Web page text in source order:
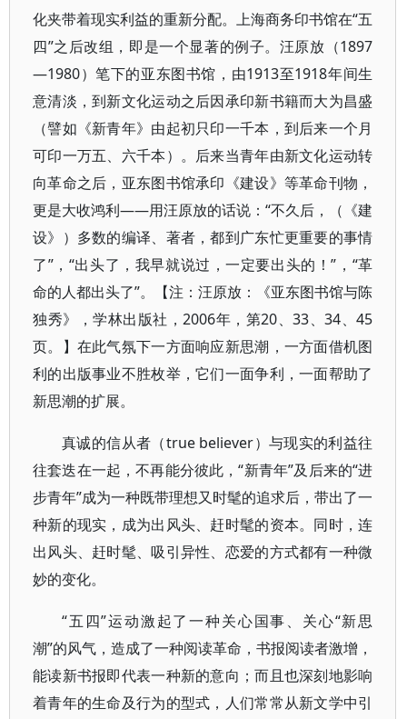
化夹带着现实利益的重新分配。上海商务印书馆在“五
四”之后改组，即是一个显著的例子。汪原放（1897
—1980）笔下的亚东图书馆，由1913至1918年间生
意清淡，到新文化运动之后因承印新书籍而大为昌盛
（譬如《新青年》由起初只印一千本，到后来一个月
可印一万五、六千本）。后来当青年由新文化运动转
向革命之后，亚东图书馆承印《建设》等革命刊物，
更是大收鸿利——用汪原放的话说：“不久后，（《建
设》）多数的编译、著者，都到广东忙更重要的事情
了”，“出头了，我早就说过，一定要出头的！”，“革
命的人都出头了”。【注：汪原放：《亚东图书馆与陈
独秀》，学林出版社，2006年，第20、33、34、45
页。】在此气氛下一方面响应新思潮，一方面借机图
利的出版事业不胜枚举，它们一面争利，一面帮助了
新思潮的扩展。
真诚的信从者（true believer）与现实的利益往
往套迭在一起，不再能分彼此，“新青年”及后来的“进
步青年”成为一种既带理想又时髦的追求后，带出了一
种新的现实，成为出风头、赶时髦的资本。同时，连
出风头、赶时髦、吸引异性、恋爱的方式都有一种微
妙的变化。
“五四”运动激起了一种关心国事、关心“新思
潮”的风气，造成了一种阅读革命，书报阅读者激增，
能读新书报即代表一种新的意向；而且也深刻地影响
着青年的生命及行为的型式，人们常常从新文学中引